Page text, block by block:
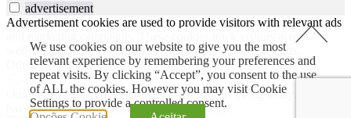
We use cookies on our website to give you the most
relevant experience by remembering your preferences and
repeat visits. By clicking “Accept”, you consent to the use
of ALL the cookies. However you may visit Cookie
Settings to provide a controlled consent.
advertisement
Advertisement cookies are used to provide visitors with relevant ads
and marketing campaigns. These cookies track visitors across
websites and collect information to provide customized ads.
Others
others
Other uncategorized cookies are those that are being analyzed and
have not been classified into a category as yet.